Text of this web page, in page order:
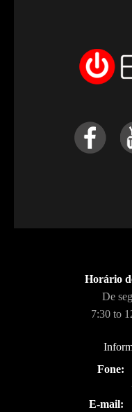
Horário
De
7:30 to
Fone:
E-mail: